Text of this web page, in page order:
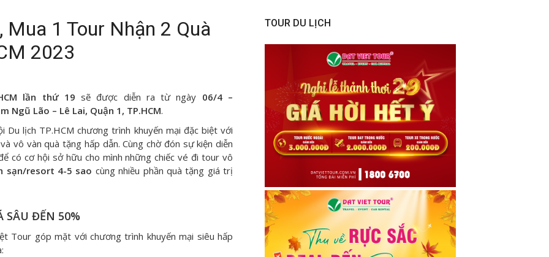
1 Tour Nhận 2 Quà
2023
lần thứ 19 sẽ được diễn ra từ ngày 06/4 –
Ngũ Lão – Lê Lai, Quận 1, TP.HCM.
lịch TP.HCM chương trình khuyến mại đặc biệt với
và vô vàn quà tặng hấp dẫn. Cùng chờ đón sự kiện diễn
có cơ hội sở hữu cho mình những chiếc vé đi tour vô
sạn/resort 4-5 sao cùng nhiều phần quà tặng giá trị
SÂU ĐẾN 50%
Tour góp mặt với chương trình khuyến mại siêu hấp
TOUR DU LỊCH